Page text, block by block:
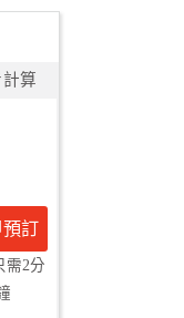
算
訂
需2分